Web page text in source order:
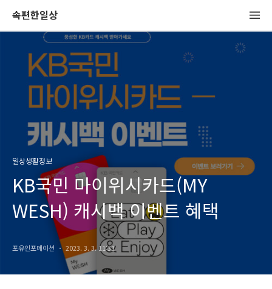
속편한일상
일상생활정보
KB국민 마이위시카드(MY
WESH) 캐시백 이벤트 혜택
포유인포메이션 2023. 3. 3. 11:31